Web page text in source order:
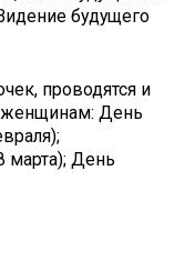
будущего
проводятся и
женщинам: День
марта); День